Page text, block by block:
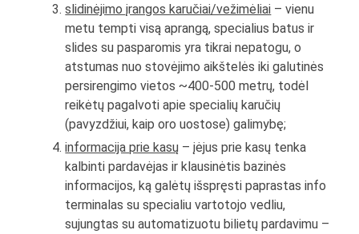
slidinėjimo įrangos karučiai/vežimėliai – vienu
metu tempti visą aprangą, specialius batus ir
slides su pasparomis yra tikrai nepatogu, o
atstumas nuo stovėjimo aikštelės iki galutinės
persirengimo vietos ~400-500 metrų, todėl
reikėtų pagalvoti apie specialių karučių
(pavyzdžiui, kaip oro uostose) galimybę;
informacija prie kasų – įėjus prie kasų tenka
kalbinti pardavėjas ir klausinėtis bazinės
informacijos, ką galėtų išspręsti paprastas info
terminalas su specialiu vartotojo vedliu,
sujungtas su automatizuotu bilietų pardavimu –